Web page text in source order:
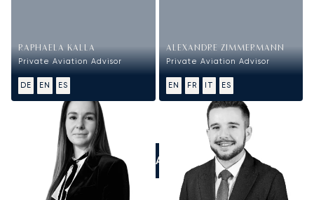
RAPHAELA KALLA
Private Aviation Advisor
DE EN ES
ALEXANDRE ZIMMERMANN
Private Aviation Advisor
EN FR IT ES
LLÁMANOS